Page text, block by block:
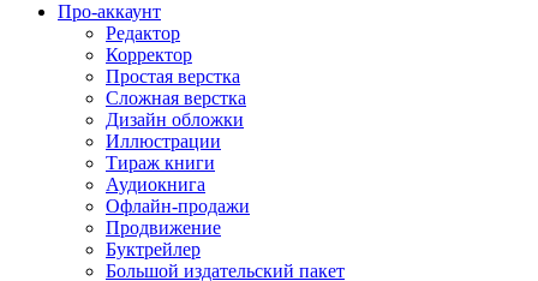
Про-аккаунт
Редактор
Корректор
Простая верстка
Сложная верстка
Дизайн обложки
Иллюстрации
Тираж книги
Аудиокнига
Офлайн-продажи
Продвижение
Буктрейлер
Большой издательский пакет